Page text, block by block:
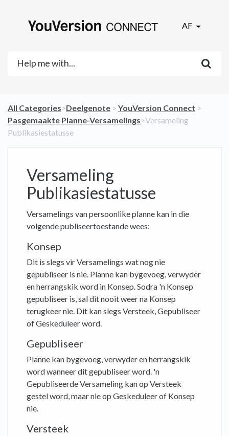
AF
All Categories​>​​Deelgenote ​ > ​ ​YouVersion Connect ​ > ​
Pasgemaakte Planne-Versamelings​>​ Versameling
Publikasiestatusse
Versameling
Publikasiestatusse
Versamelings van persoonlike planne kan in die
volgende publiseertoestande wees:
Konsep
Dit is slegs vir Versamelings wat nog nie
gepubliseer is nie. Planne kan bygevoeg, verwyder
en herrangskik word in Konsep. Sodra 'n Konsep
gepubliseer is, sal dit nooit weer na Konsep
terugkeer nie. Dit kan slegs Versteek, Gepubliseer
of Geskeduleer word.
Gepubliseer
Planne kan bygevoeg, verwyder en herrangskik
word wanneer dit gepubliseer word. 'n
Gepubliseerde Versameling kan op Versteek
gestel word, maar nie op Geskeduleer of Konsep
nie.
Versteek